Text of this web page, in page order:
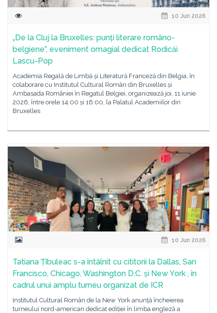
10 Jun 2026
„De la Cluj la Bruxelles: punți literare româno-
belgiene”, eveniment omagial dedicat Rodicăi
Lascu-Pop
Academia Regală de Limbă și Literatură Franceză din Belgia, în
colaborare cu Institutul Cultural Român din Bruxelles și
Ambasada României în Regatul Belgiei, organizează joi, 11 iunie
2026, între orele 14:00 și 16:00, la Palatul Academiilor din
Bruxelles
10 Jun 2026
Tatiana Țîbuleac s-a întâlnit cu cititorii la Dallas, San
Francisco, Chicago, Washington D.C. și New York , în
cadrul unui amplu turneu organizat de ICR
Institutul Cultural Român de la New York anunță încheierea
turneului nord-american dedicat ediției în limba engleză a